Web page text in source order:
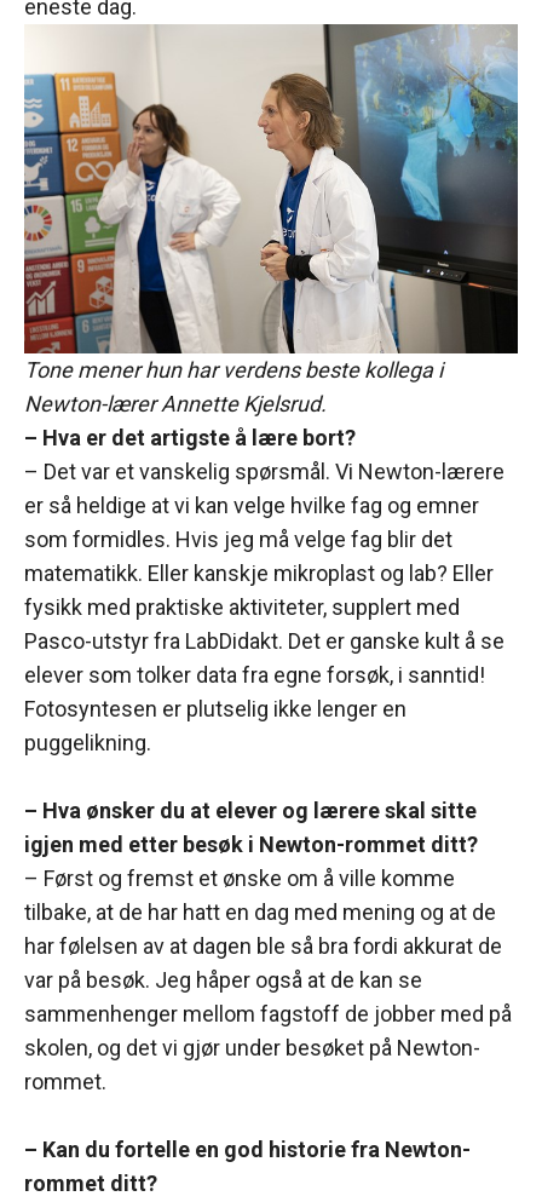
eneste dag.
Tone mener hun har verdens beste kollega i
Newton-lærer Annette Kjelsrud.
– Hva er det artigste å lære bort?
– Det var et vanskelig spørsmål. Vi Newton-lærere
er så heldige at vi kan velge hvilke fag og emner
som formidles. Hvis jeg må velge fag blir det
matematikk. Eller kanskje mikroplast og lab? Eller
fysikk med praktiske aktiviteter, supplert med
Pasco-utstyr fra LabDidakt. Det er ganske kult å se
elever som tolker data fra egne forsøk, i sanntid!
Fotosyntesen er plutselig ikke lenger en
puggelikning.
– Hva ønsker du at elever og lærere skal sitte
igjen med etter besøk i Newton-rommet ditt?
– Først og fremst et ønske om å ville komme
tilbake, at de har hatt en dag med mening og at de
har følelsen av at dagen ble så bra fordi akkurat de
var på besøk. Jeg håper også at de kan se
sammenhenger mellom fagstoff de jobber med på
skolen, og det vi gjør under besøket på Newton-
rommet.
– Kan du fortelle en god historie fra Newton-
rommet ditt?